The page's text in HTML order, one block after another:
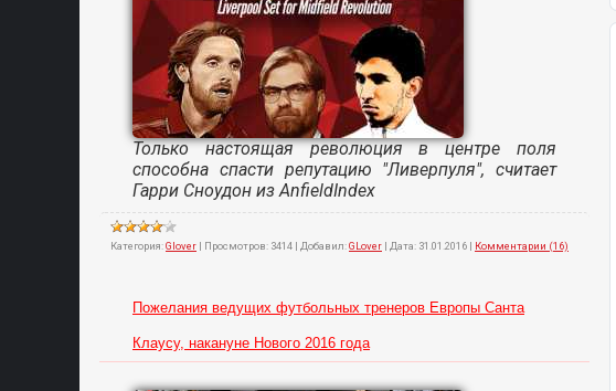
Только настоящая революция в центре поля
способна спасти репутацию "Ливерпуля", считает
Гарри Сноудон из AnfieldIndex
Категория:Glover | Просмотров: 3414 | Добавил:GLover | Дата: 31.01.2016 | Комментарии (16)
Пожелания ведущих футбольных тренеров Европы Санта
Клаусу, накануне Нового 2016 года